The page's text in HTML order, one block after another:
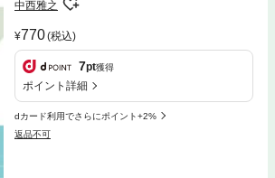
中西雅之
770(税込)
7pt獲得
ポイント詳細
dカード利用でさらにポイント+2%
返品不可